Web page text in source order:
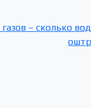
– сколько